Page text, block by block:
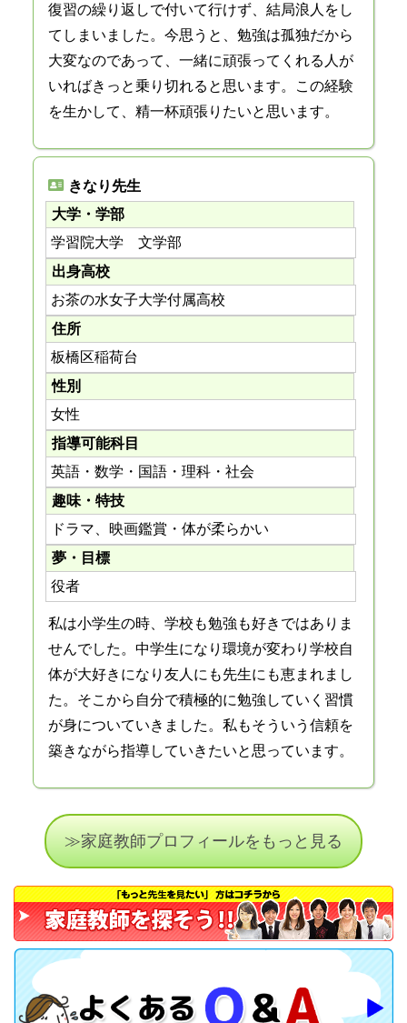
復習の繰り返しで付いて行けず、結局浪人をし
てしまいました。今思うと、勉強は孤独だから
大変なのであって、一緒に頑張ってくれる人が
いればきっと乗り切れると思います。この経験
を生かして、精一杯頑張りたいと思います。
きなり先生
大学・学部
学習院大学 文学部
出身高校
お茶の水女子大学付属高校
住所
板橋区稲荷台
性別
女性
指導可能科目
英語・数学・国語・理科・社会
趣味・特技
ドラマ、映画鑑賞・体が柔らかい
夢・目標
役者
私は小学生の時、学校も勉強も好きではありま
せんでした。中学生になり環境が変わり学校自
体が大好きになり友人にも先生にも恵まれまし
た。そこから自分で積極的に勉強していく習慣
が身についていきました。私もそういう信頼を
築きながら指導していきたいと思っています。
≫家庭教師プロフィールをもっと見る